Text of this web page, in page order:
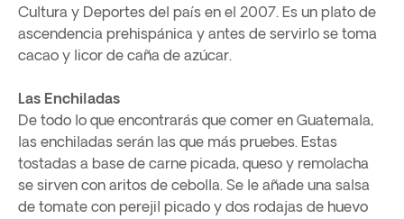
Cultura y Deportes del país en el 2007. Es un plato de
ascendencia prehispánica y antes de servirlo se toma
cacao y licor de caña de azúcar.
Las Enchiladas
De todo lo que encontrarás que comer en Guatemala,
las enchiladas serán las que más pruebes. Estas
tostadas a base de carne picada, queso y remolacha
se sirven con aritos de cebolla. Se le añade una salsa
de tomate con perejil picado y dos rodajas de huevo